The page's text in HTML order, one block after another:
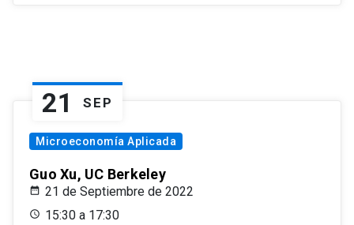
21 SEP
Microeconomía Aplicada
Guo Xu, UC Berkeley
21 de Septiembre de 2022
15:30 a 17:30